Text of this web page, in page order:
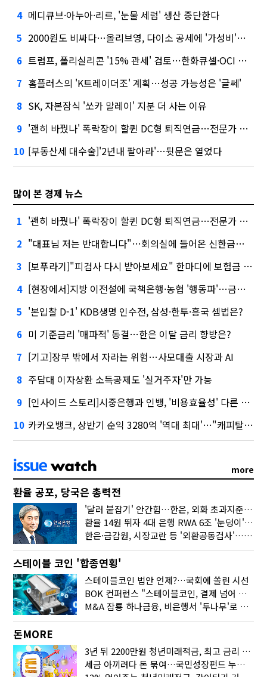
4 메디큐브·아누아·리르, '눈물 세럼' 생산 중단한다
5 2000원도 비싸다…올리브영, 다이소 공세에 '가성비'로 맞불
6 트럼프, 폴리실리콘 '15% 관세' 검토…한화큐셀·OCI 영향은?
7 홈플러스의 'K트레이더조' 계획…성공 가능성은 '글쎄'
8 SK, 자본잠식 '쏘카 말레이' 지분 더 사는 이유
9 '괜히 바꿨나' 폭락장이 할퀸 DC형 퇴직연금…전문가 조언은
10 [부동산세 대수술]'2년내 팔아라'…뒷문은 열었다
많이 본 경제 뉴스
1 '괜히 바꿨나' 폭락장이 할퀸 DC형 퇴직연금…전문가 조언은
2 "대표님 저는 반대합니다"…회의실에 들어온 신한금융 AI
3 [보푸라기]"피검사 다시 받아보세요" 한마디에 보험금 못 받을 뻔?
4 [현장에서]지방 이전설에 국책은행·농협 '행동파'…금감원 '신중모드'
5 '본입찰 D-1' KDB생명 인수전, 삼성·한투·흥국 셈법은?
6 미 기준금리 '매파적' 동결…한은 이달 금리 향방은?
7 [기고]장부 밖에서 자라는 위험…사모대출 시장과 AI
8 주담대 이자상환 소득공제도 '실거주자'만 가능
9 [인사이드 스토리]시중은행과 인뱅, '비용효율성' 다른 잣대 왜?
10 카카오뱅크, 상반기 순익 3280억 '역대 최대'…"캐피탈, 자산 1조원 이상"
more
환율 공포, 당국은 총력전
'달러 붙잡기' 안간힘…한은, 외화 초과지준에 이자 6개월 더
환율 14원 뛰자 4대 은행 RWA 6조 '눈덩이'…2배 뛴 2분기는?
한은·금감원, 시장교란 등 '외환공동검사'…환율 급등 전방위 대응
스테이블 코인 '합종연횡'
스테이블코인 법안 언제?…국회에 쏠린 시선
BOK 컨퍼런스 "스테이블코인, 결제 넘어 보험 대출 등 금융 연결 도구"
M&A 잠룡 하나금융, 비은행서 '두나무'로 눈돌린 이유는
돈MORE
3년 뒤 2200만원 청년미래적금, 최고 금리 받으려면?
세금 아끼려다 돈 묶여…국민성장펀드 누가 가입하면 좋을까